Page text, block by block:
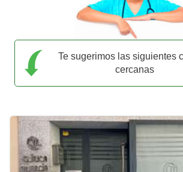
Te sugerimos las siguientes
cercanas